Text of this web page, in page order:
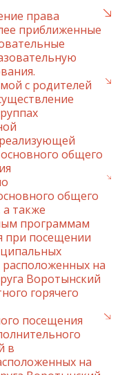
права
приближенные
с родителей
общего
общего
также
программам
при посещении
на
Воротынский
горячего
посещения
в
на